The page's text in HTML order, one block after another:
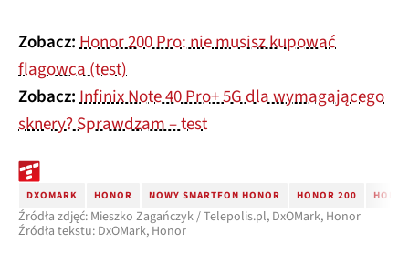
Zobacz:Honor 200 Pro: nie musisz kupować
flagowca (test)
Zobacz:Infinix Note 40 Pro+ 5G dla wymagającego
sknery? Sprawdzam – test
DXOMARK HONOR NOWY SMARTFON HONOR HONOR 200
Źródła zdjęć: Mieszko Zagańczyk / Telepolis.pl, DxOMark, Honor
Źródła tekstu: DxOMark, Honor